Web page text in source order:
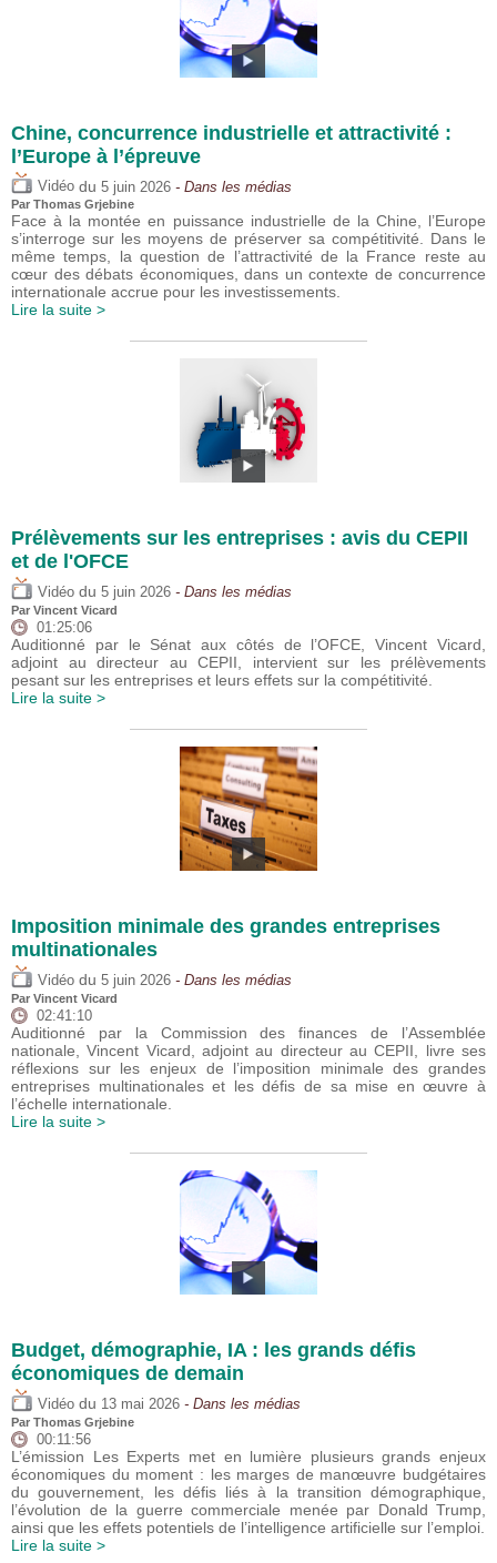
Chine, concurrence industrielle et attractivité :
l’Europe à l’épreuve
Vidéo du 5 juin 2026 - Dans les médias
Par Thomas Grjebine
Face à la montée en puissance industrielle de la Chine, l’Europe
s’interroge sur les moyens de préserver sa compétitivité. Dans le
même temps, la question de l’attractivité de la France reste au
cœur des débats économiques, dans un contexte de concurrence
internationale accrue pour les investissements.
Lire la suite >
Prélèvements sur les entreprises : avis du CEPII
et de l'OFCE
Vidéo du 5 juin 2026 - Dans les médias
Par Vincent Vicard
01:25:06
Auditionné par le Sénat aux côtés de l’OFCE, Vincent Vicard,
adjoint au directeur au CEPII, intervient sur les prélèvements
pesant sur les entreprises et leurs effets sur la compétitivité.
Lire la suite >
Imposition minimale des grandes entreprises
multinationales
Vidéo du 5 juin 2026 - Dans les médias
Par Vincent Vicard
02:41:10
Auditionné par la Commission des finances de l’Assemblée
nationale, Vincent Vicard, adjoint au directeur au CEPII, livre ses
réflexions sur les enjeux de l’imposition minimale des grandes
entreprises multinationales et les défis de sa mise en œuvre à
l’échelle internationale.
Lire la suite >
Budget, démographie, IA : les grands défis
économiques de demain
Vidéo du 13 mai 2026 - Dans les médias
Par Thomas Grjebine
00:11:56
L’émission Les Experts met en lumière plusieurs grands enjeux
économiques du moment : les marges de manœuvre budgétaires
du gouvernement, les défis liés à la transition démographique,
l’évolution de la guerre commerciale menée par Donald Trump,
ainsi que les effets potentiels de l’intelligence artificielle sur l’emploi.
Lire la suite >